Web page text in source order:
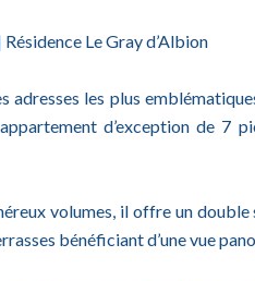
Le Gray d’Albion
adresses les plus
d’exception de 7
volumes, il offre un
bénéficiant d’une vue